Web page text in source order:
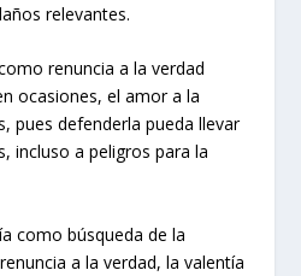
relevantes.
renuncia a la verdad
ocasiones, el amor a la
pues defenderla pueda llevar
incluso a peligros para la
como búsqueda de la
a la verdad, la valentía